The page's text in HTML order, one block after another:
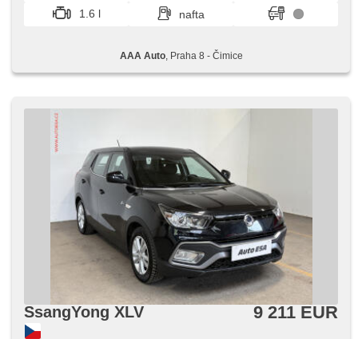
1.6 l nafta
AAA Auto, Praha 8 - Čimice
SsangYong XLV 9 211 EUR